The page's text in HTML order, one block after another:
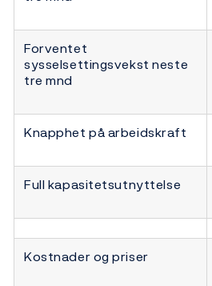
Forventet
sysselsettingsvekst neste
tre mnd
Knapphet på arbeidskraft
Full kapasitetsutnyttelse
Kostnader og priser